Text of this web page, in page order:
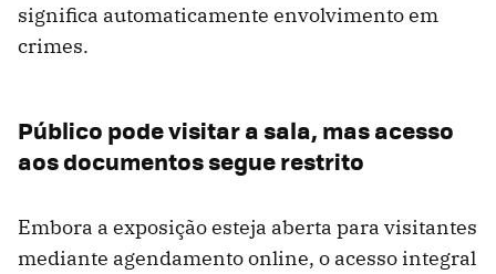
significa automaticamente envolvimento em
crimes.
Público pode visitar a sala, mas acesso
aos documentos segue restrito
Embora a exposição esteja aberta para visitantes
mediante agendamento online, o acesso integral